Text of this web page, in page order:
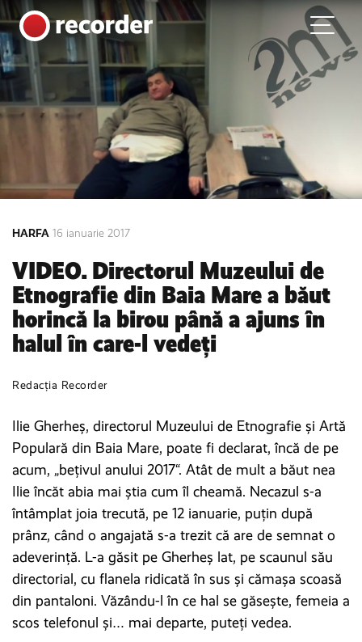
Skip to content
Main Navigation
HARFA 16 ianuarie 2017
VIDEO. Directorul Muzeului de
Etnografie din Baia Mare a băut
horincă la birou până a ajuns în
halul în care-l vedeți
Redacția Recorder
Ilie Gherheș, directorul Muzeului de Etnografie și Artă
Populară din Baia Mare, poate fi declarat, încă de pe
acum, „bețivul anului 2017“. Atât de mult a băut nea
Ilie încăt abia mai știa cum îl cheamă. Necazul s-a
întâmplat joia trecută, pe 12 ianuarie, puțin după
prânz, când o angajată s-a trezit că are de semnat o
adeverință. L-a găsit pe Gherheș lat, pe scaunul său
directorial, cu flanela ridicată în sus și cămașa scoasă
din pantaloni. Văzându-l în ce hal se găsește, femeia a
scos telefonul și… mai departe, puteți vedea.